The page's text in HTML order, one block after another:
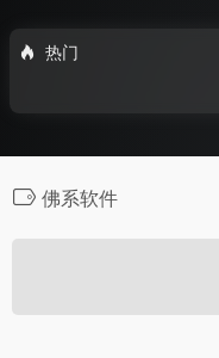
热门
佛系软件